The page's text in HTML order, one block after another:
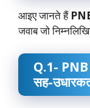
आइए जानते हैं
जवाब जो
Q.1-
सह-